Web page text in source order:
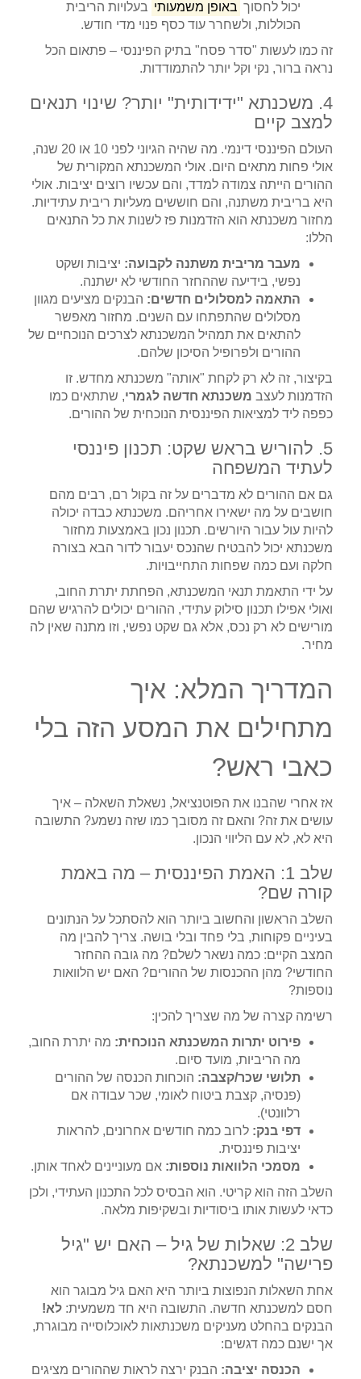
יכול לחסוך באופן משמעותי בעלויות הריבית
הכוללות, ולשחרר עוד כסף פנוי מדי חודש.
זה כמו לעשות "סדר פסח" בתיק הפיננסי – פתאום הכל
נראה ברור, נקי וקל יותר להתמודדות.
4. משכנתא "ידידותית" יותר? שינוי תנאים
למצב קיים
העולם הפיננסי דינמי. מה שהיה הגיוני לפני 10 או 20 שנה,
אולי פחות מתאים היום. אולי המשכנתא המקורית של
ההורים הייתה צמודה למדד, והם עכשיו רוצים יציבות. אולי
היא בריבית משתנה, והם חוששים מעליות ריבית עתידיות.
מחזור משכנתא הוא הזדמנות פז לשנות את כל התנאים
הללו:
מעבר מריבית משתנה לקבועה: יציבות ושקט
נפשי, בידיעה שההחזר החודשי לא ישתנה.
התאמה למסלולים חדשים: הבנקים מציעים מגוון
מסלולים שהתפתחו עם השנים. מחזור מאפשר
להתאים את תמהיל המשכנתא לצרכים הנוכחיים של
ההורים ולפרופיל הסיכון שלהם.
בקיצור, זה לא רק לקחת "אותה" משכנתא מחדש. זו
הזדמנות לעצב משכנתא חדשה לגמרי, שתתאים כמו
כפפה ליד למציאות הפיננסית הנוכחית של ההורים.
5. להוריש בראש שקט: תכנון פיננסי
לעתיד המשפחה
גם אם ההורים לא מדברים על זה בקול רם, רבים מהם
חושבים על מה ישאירו אחריהם. משכנתא כבדה יכולה
להיות עול עבור היורשים. תכנון נכון באמצעות מחזור
משכנתא יכול להבטיח שהנכס יעבור לדור הבא בצורה
חלקה ועם כמה שפחות התחייבויות.
על ידי התאמת תנאי המשכנתא, הפחתת יתרת החוב,
ואולי אפילו תכנון סילוק עתידי, ההורים יכולים להרגיש שהם
מורישים לא רק נכס, אלא גם שקט נפשי, וזו מתנה שאין לה
מחיר.
המדריך המלא: איך
מתחילים את המסע הזה בלי
כאבי ראש?
אז אחרי שהבנו את הפוטנציאל, נשאלת השאלה – איך
עושים את זה? והאם זה מסובך כמו שזה נשמע? התשובה
היא לא, לא עם הליווי הנכון.
שלב 1: האמת הפיננסית – מה באמת
קורה שם?
השלב הראשון והחשוב ביותר הוא להסתכל על הנתונים
בעיניים פקוחות, בלי פחד ובלי בושה. צריך להבין מה
המצב הקיים: כמה נשאר לשלם? מה גובה ההחזר
החודשי? מהן ההכנסות של ההורים? האם יש הלוואות
נוספות?
רשימה קצרה של מה שצריך להכין:
פירוט יתרות המשכנתא הנוכחית: מה יתרת החוב,
מה הריביות, מועד סיום.
תלושי שכר/קצבה: הוכחות הכנסה של ההורים
(פנסיה, קצבת ביטוח לאומי, שכר עבודה אם
רלוונטי).
דפי בנק: לרוב כמה חודשים אחרונים, להראות
יציבות פיננסית.
מסמכי הלוואות נוספות: אם מעוניינים לאחד אותן.
השלב הזה הוא קריטי. הוא הבסיס לכל התכנון העתידי, ולכן
כדאי לעשות אותו ביסודיות ובשקיפות מלאה.
שלב 2: שאלות של גיל – האם יש "גיל
פרישה" למשכנתא?
אחת השאלות הנפוצות ביותר היא האם גיל מבוגר הוא
חסם למשכנתא חדשה. התשובה היא חד משמעית: לא!
הבנקים בהחלט מעניקים משכנתאות לאוכלוסייה מבוגרת,
אך ישנם כמה דגשים:
הכנסה יציבה: הבנק ירצה לראות שההורים מציגים